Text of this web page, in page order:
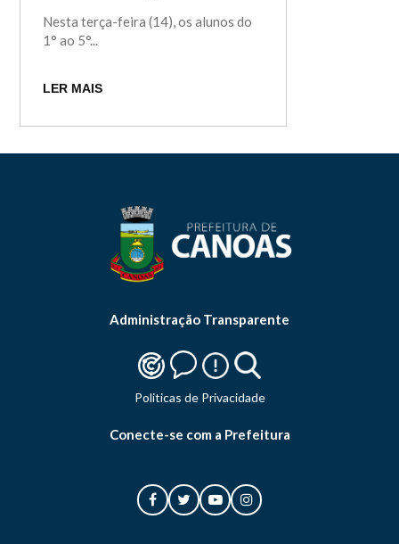
Nesta terça-feira (14), os alunos do
1° ao 5°...
LER MAIS
Administração Transparente
Politicas de Privacidade
Conecte-se com a Prefeitura